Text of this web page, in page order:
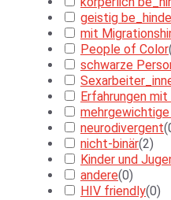
geistig
mit
People of Color(
schwarze
Erfahrungen
neurodivergent(
nicht-binär(2)
Kinder und
andere(0)
HIV friendly(0)